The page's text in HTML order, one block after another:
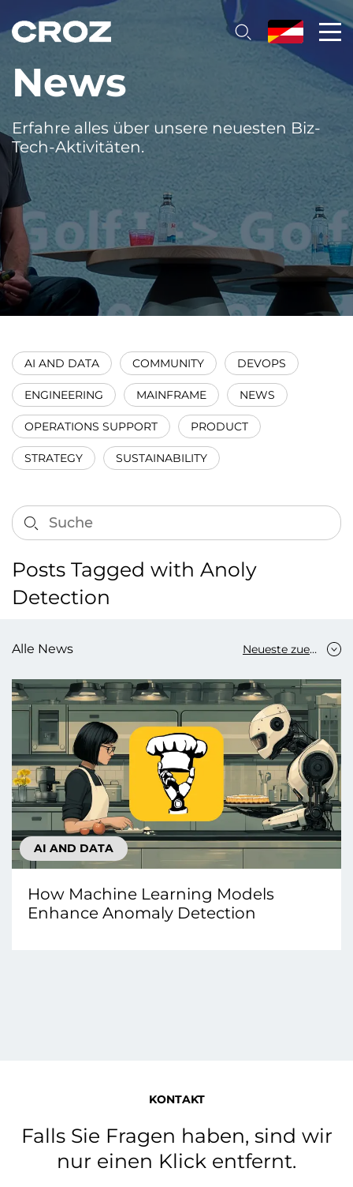
News
Erfahre alles über unsere neuesten Biz-
Tech-Aktivitäten.
AI AND DATA COMMUNITY DEVOPS
ENGINEERING MAINFRAME NEWS
OPERATIONS SUPPORT PRODUCT
STRATEGY SUSTAINABILITY
Posts Tagged with Anoly
Detection
Alle News Neueste zuerst
AI AND DATA
How Machine Learning Models
Enhance Anomaly Detection
KONTAKT
Falls Sie Fragen haben, sind wir
nur einen Klick entfernt.